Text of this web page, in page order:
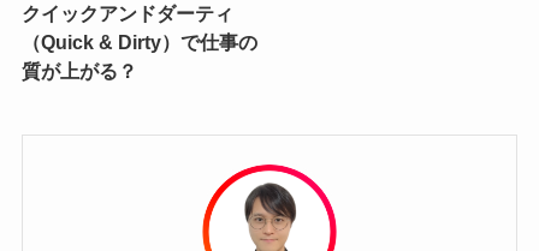
クイックアンドダーティ
（Quick & Dirty）で仕事の
質が上がる？